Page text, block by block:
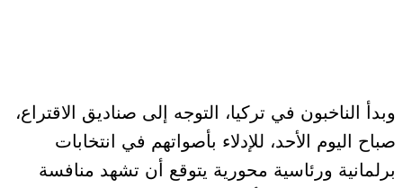
وبدأ الناخبون في تركيا، التوجه إلى صناديق الاقتراع،
صباح اليوم الأحد، للإدلاء بأصواتهم في انتخابات
برلمانية ورئاسية محورية يتوقع أن تشهد منافسة